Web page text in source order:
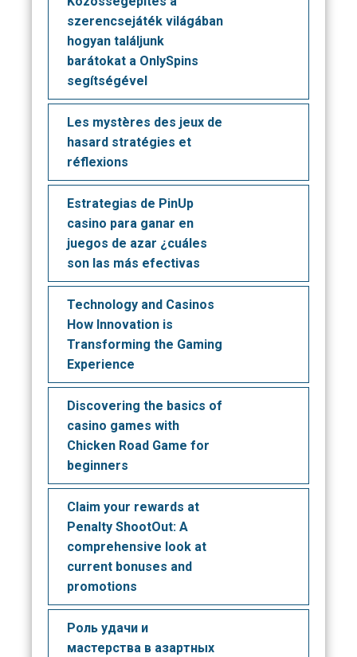
szerencsejáték világában
hogyan találjunk
barátokat a OnlySpins
segítségével
Les mystères des jeux de
hasard stratégies et
réflexions
Estrategias de PinUp
casino para ganar en
juegos de azar ¿cuáles
son las más efectivas
Technology and Casinos
How Innovation is
Transforming the Gaming
Experience
Discovering the basics of
casino games with
Chicken Road Game for
beginners
Claim your rewards at
Penalty ShootOut: A
comprehensive look at
current bonuses and
promotions
Роль удачи и
мастерства в азартных